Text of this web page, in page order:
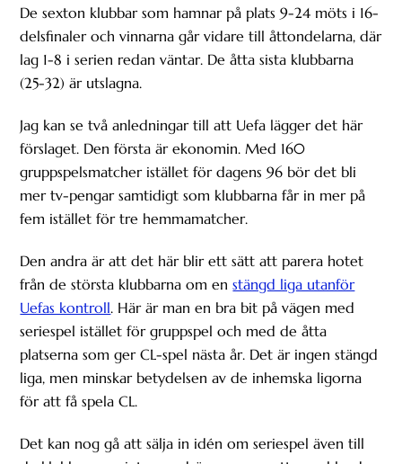
De sexton klubbar som hamnar på plats 9-24 möts i 16-
delsfinaler och vinnarna går vidare till åttondelarna, där
lag 1-8 i serien redan väntar. De åtta sista klubbarna
(25-32) är utslagna.
Jag kan se två anledningar till att Uefa lägger det här
förslaget. Den första är ekonomin. Med 160
gruppspelsmatcher istället för dagens 96 bör det bli
mer tv-pengar samtidigt som klubbarna får in mer på
fem istället för tre hemmamatcher.
Den andra är att det här blir ett sätt att parera hotet
från de största klubbarna om enstängd liga utanför
Uefas kontroll. Här är man en bra bit på vägen med
seriespel istället för gruppspel och med de åtta
platserna som ger CL-spel nästa år. Det är ingen stängd
liga, men minskar betydelsen av de inhemska ligorna
för att få spela CL.
Det kan nog gå att sälja in idén om seriespel även till